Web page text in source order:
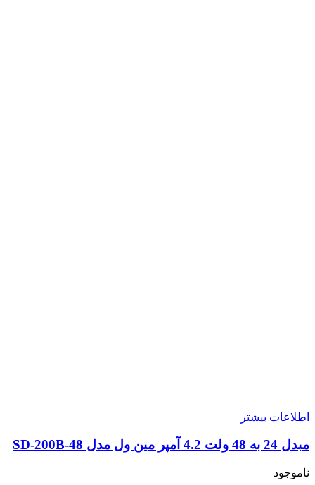
اطلاعات بیشتر
مبدل 24 به 48 ولت 4.2 آمپر مین ول مدل SD-200B-48
ناموجود